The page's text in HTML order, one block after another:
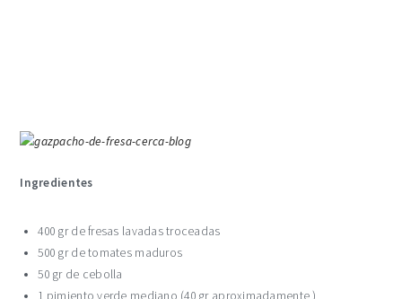
Ingredientes
400 gr de fresas lavadas troceadas
500 gr de tomates maduros
50 gr de cebolla
1 pimiento verde mediano (40 gr aproximadamente )